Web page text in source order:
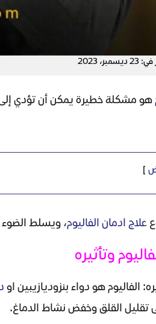
2023
هو مشكلة خطيرة يمكن أن تؤدي إلى
علاج ادمان الفاليوم، ويسلط الضوء
وتأثيره
الفاليوم هو دواء بنزوديازيبين او
تقليل القلق وخفض نشاط الدماغ.